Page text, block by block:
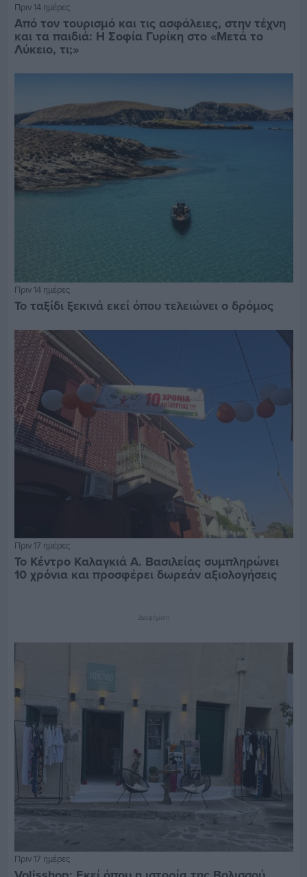
Πριν 14 ημέρες
Από τον τουρισμό και τις ασφάλειες, στην τέχνη
και τα παιδιά: Η Σοφία Γυρίκη στο «Μετά το
Λύκειο, τι;»
Πριν 14 ημέρες
Το ταξίδι ξεκινά εκεί όπου τελειώνει ο δρόμος
Πριν 17 ημέρες
Το Κέντρο Καλαγκιά Α. Βασιλείας συμπληρώνει
10 χρόνια και προσφέρει δωρεάν αξιολογήσεις
Διαφήμιση
Πριν 17 ημέρες